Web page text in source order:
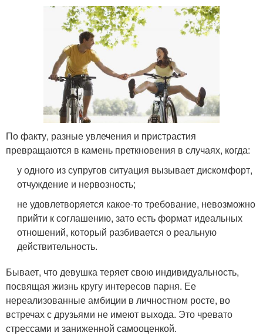
По факту, разные увлечения и пристрастия
превращаются в камень преткновения в случаях, когда:
у одного из супругов ситуация вызывает дискомфорт,
отчуждение и нервозность;
не удовлетворяется какое-то требование, невозможно
прийти к соглашению, зато есть формат идеальных
отношений, который разбивается о реальную
действительность.
Бывает, что девушка теряет свою индивидуальность,
посвящая жизнь кругу интересов парня. Ее
нереализованные амбиции в личностном росте, во
встречах с друзьями не имеют выхода. Это чревато
стрессами и заниженной самооценкой.